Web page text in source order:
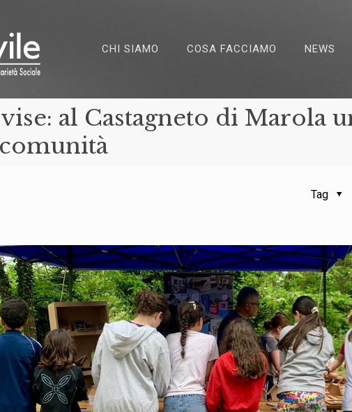
CHI SIAMO COSA FACCIAMO NEWS
al Castagneto di Marola
Tag